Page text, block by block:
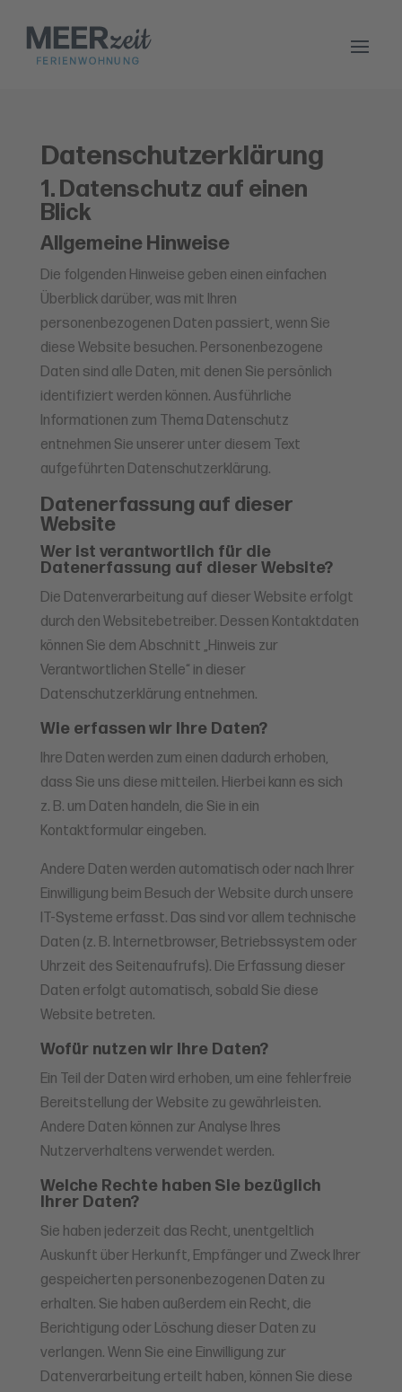
Datenschutz­erklärung
1. Datenschutz auf einen
Blick
Allgemeine Hinweise
Die folgenden Hinweise geben einen einfachen
Überblick darüber, was mit Ihren
personenbezogenen Daten passiert, wenn Sie
diese Website besuchen. Personenbezogene
Daten sind alle Daten, mit denen Sie persönlich
identifiziert werden können. Ausführliche
Informationen zum Thema Datenschutz
entnehmen Sie unserer unter diesem Text
aufgeführten Datenschutzerklärung.
Datenerfassung auf dieser
Website
Wer ist verantwortlich für die
Datenerfassung auf dieser Website?
Die Datenverarbeitung auf dieser Website erfolgt
durch den Websitebetreiber. Dessen Kontaktdaten
können Sie dem Abschnitt „Hinweis zur
Verantwortlichen Stelle“ in dieser
Datenschutzerklärung entnehmen.
Wie erfassen wir Ihre Daten?
Ihre Daten werden zum einen dadurch erhoben,
dass Sie uns diese mitteilen. Hierbei kann es sich
z. B. um Daten handeln, die Sie in ein
Kontaktformular eingeben.
Andere Daten werden automatisch oder nach Ihrer
Einwilligung beim Besuch der Website durch unsere
IT-Systeme erfasst. Das sind vor allem technische
Daten (z. B. Internetbrowser, Betriebssystem oder
Uhrzeit des Seitenaufrufs). Die Erfassung dieser
Daten erfolgt automatisch, sobald Sie diese
Website betreten.
Wofür nutzen wir Ihre Daten?
Ein Teil der Daten wird erhoben, um eine fehlerfreie
Bereitstellung der Website zu gewährleisten.
Andere Daten können zur Analyse Ihres
Nutzerverhaltens verwendet werden.
Welche Rechte haben Sie bezüglich
Ihrer Daten?
Sie haben jederzeit das Recht, unentgeltlich
Auskunft über Herkunft, Empfänger und Zweck Ihrer
gespeicherten personenbezogenen Daten zu
erhalten. Sie haben außerdem ein Recht, die
Berichtigung oder Löschung dieser Daten zu
verlangen. Wenn Sie eine Einwilligung zur
Datenverarbeitung erteilt haben, können Sie diese